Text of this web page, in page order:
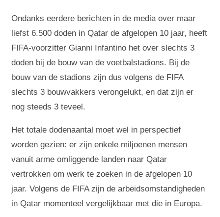
Ondanks eerdere berichten in de media over maar
liefst 6.500 doden in Qatar de afgelopen 10 jaar, heeft
FIFA-voorzitter Gianni Infantino het over slechts 3
doden bij de bouw van de voetbalstadions. Bij de
bouw van de stadions zijn dus volgens de FIFA
slechts 3 bouwvakkers verongelukt, en dat zijn er
nog steeds 3 teveel.
Het totale dodenaantal moet wel in perspectief
worden gezien: er zijn enkele miljoenen mensen
vanuit arme omliggende landen naar Qatar
vertrokken om werk te zoeken in de afgelopen 10
jaar. Volgens de FIFA zijn de arbeidsomstandigheden
in Qatar momenteel vergelijkbaar met die in Europa.